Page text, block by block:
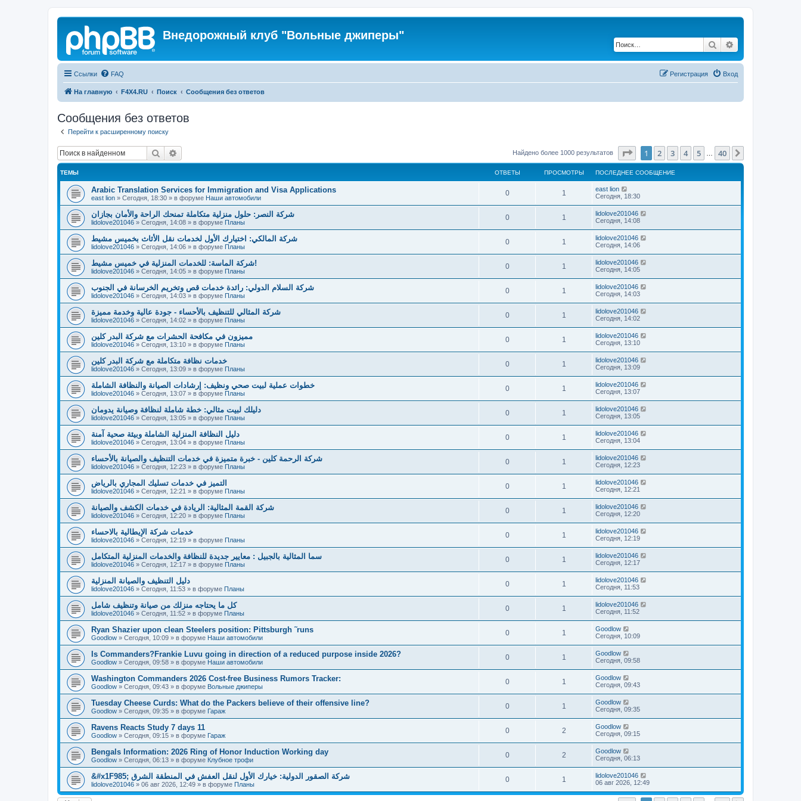
Внедорожный клуб "Вольные джиперы"
Поиск
Ссылки FAQ Вход
Регистрация
На главную F4X4.RU Поиск Сообщения без ответов
Сообщения без ответов
Перейти к расширенному поиску
Поиск Найдено более 1000 результатов Страница1 из 40
1 2 3 4 5 40
ТЕМЫ ОТВЕТЫ ПРОСМОТРЫ ПОСЛЕДНЕЕ СООБЩЕНИЕ
Arabic Translation Services for Immigration and Visa Applications
east lion » Сегодня, 18:30 » в форуме Наши автомобили
0 1
east lion
Сегодня, 18:30
شركة النصر: حلول منزلية متكاملة تمنحك الراحة والأمان بجازان
lidolove201046 » Сегодня, 14:08 » в форуме Планы
0 1
lidolove201046
Сегодня, 14:08
شركة المالكي: اختيارك الأول لخدمات نقل الأثاث بخميس مشيط
lidolove201046 » Сегодня, 14:06 » в форуме Планы
0 1
lidolove201046
Сегодня, 14:06
شركة الماسة: للخدمات المنزلية في خميس مشيط!
lidolove201046 » Сегодня, 14:05 » в форуме Планы
0 1
lidolove201046
Сегодня, 14:05
شركة السلام الدولي: رائدة خدمات قص وتخريم الخرسانة في الجنوب
lidolove201046 » Сегодня, 14:03 » в форуме Планы
0 1
lidolove201046
Сегодня, 14:03
شركة المثالي للتنظيف بالأحساء - جودة عالية وخدمة مميزة
lidolove201046 » Сегодня, 14:02 » в форуме Планы
0 1
lidolove201046
Сегодня, 14:02
مميزون في مكافحة الحشرات مع شركة البدر كلين
lidolove201046 » Сегодня, 13:10 » в форуме Планы
0 1
lidolove201046
Сегодня, 13:10
خدمات نظافة متكاملة مع شركة البدر كلين
lidolove201046 » Сегодня, 13:09 » в форуме Планы
0 1
lidolove201046
Сегодня, 13:09
خطوات عملية لبيت صحي ونظيف: إرشادات الصيانة والنظافة الشاملة
lidolove201046 » Сегодня, 13:07 » в форуме Планы
0 1
lidolove201046
Сегодня, 13:07
دليلك لبيت مثالي: خطة شاملة لنظافة وصيانة يدومان
lidolove201046 » Сегодня, 13:05 » в форуме Планы
0 1
lidolove201046
Сегодня, 13:05
دليل النظافة المنزلية الشاملة وبيئة صحية آمنة
lidolove201046 » Сегодня, 13:04 » в форуме Планы
0 1
lidolove201046
Сегодня, 13:04
شركة الرحمة كلين - خبرة متميزة في خدمات التنظيف والصيانة بالأحساء
lidolove201046 » Сегодня, 12:23 » в форуме Планы
0 1
lidolove201046
Сегодня, 12:23
التميز في خدمات تسليك المجاري بالرياض
lidolove201046 » Сегодня, 12:21 » в форуме Планы
0 1
lidolove201046
Сегодня, 12:21
شركة القمة المثالية: الريادة في خدمات الكشف والصيانة
lidolove201046 » Сегодня, 12:20 » в форуме Планы
0 1
lidolove201046
Сегодня, 12:20
خدمات شركة الإيطالية بالاحساء
lidolove201046 » Сегодня, 12:19 » в форуме Планы
0 1
lidolove201046
Сегодня, 12:19
سما المثالية بالجبيل : معايير جديدة للنظافة والخدمات المنزلية المتكامل
lidolove201046 » Сегодня, 12:17 » в форуме Планы
0 1
lidolove201046
Сегодня, 12:17
دليل التنظيف والصيانة المنزلية
lidolove201046 » Сегодня, 11:53 » в форуме Планы
0 1
lidolove201046
Сегодня, 11:53
كل ما يحتاجه منزلك من صيانة وتنظيف شامل
lidolove201046 » Сегодня, 11:52 » в форуме Планы
0 1
lidolove201046
Сегодня, 11:52
Ryan Shazier upon clean Steelers position: Pittsburgh ˜runs
Goodlow » Сегодня, 10:09 » в форуме Наши автомобили
0 1
Goodlow
Сегодня, 10:09
Is Commanders?Frankie Luvu going in direction of a reduced purpose inside 2026?
Goodlow » Сегодня, 09:58 » в форуме Наши автомобили
0 1
Goodlow
Сегодня, 09:58
Washington Commanders 2026 Cost-free Business Rumors Tracker:
Goodlow » Сегодня, 09:43 » в форуме Вольные джиперы
0 1
Goodlow
Сегодня, 09:43
Tuesday Cheese Curds: What do the Packers believe of their offensive line?
Goodlow » Сегодня, 09:35 » в форуме Гараж
0 1
Goodlow
Сегодня, 09:35
Ravens Reacts Study 7 days 11
Goodlow » Сегодня, 09:15 » в форуме Гараж
0 2
Goodlow
Сегодня, 09:15
Bengals Information: 2026 Ring of Honor Induction Working day
Goodlow » Сегодня, 06:13 » в форуме Клубное трофи
0 2
Goodlow
Сегодня, 06:13
&#x1F985; شركة الصقور الدولية: خيارك الأول لنقل العفش في المنطقة الشرق
lidolove201046 » 06 авг 2026, 12:49 » в форуме Планы
0 1
lidolove201046
06 авг 2026, 12:49